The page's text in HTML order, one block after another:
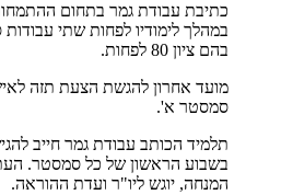
כתיבת עבודת גמר בתחום
במהלך לימודיו לפחות שתי עבודות
בהם ציון 80 לפחות.
מועד אחרון להגשת הצעת תזה
סמסטר א'.
תלמיד הכותב עבודת גמר חייב
בשבוע הראשון של כל סמסטר.
המנחה, יוגש ליו"ר ועדת ההוראה.